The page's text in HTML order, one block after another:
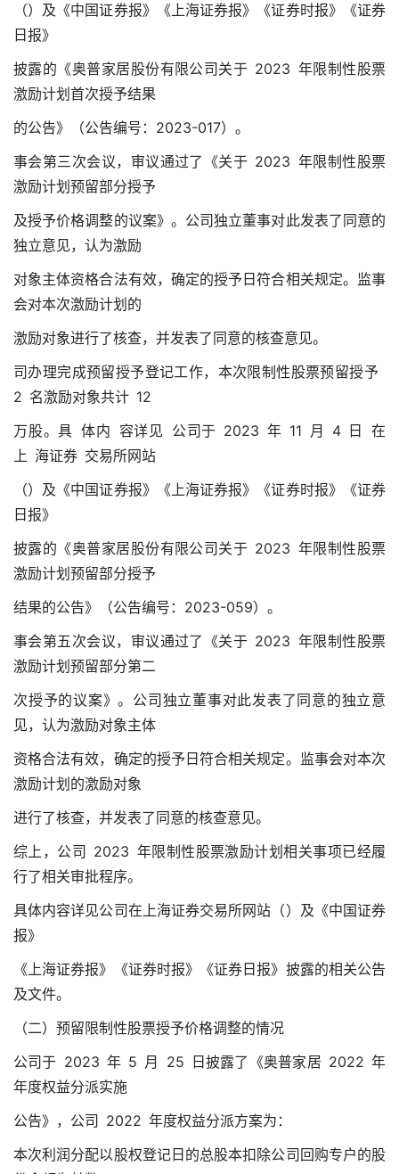
（）及《中国证券报》《上海证券报》《证券时报》《证券
日报》
披露的《奥普家居股份有限公司关于 2023 年限制性股票
激励计划首次授予结果
的公告》（公告编号：2023-017）。
事会第三次会议，审议通过了《关于 2023 年限制性股票
激励计划预留部分授予
及授予价格调整的议案》。公司独立董事对此发表了同意的
独立意见，认为激励
对象主体资格合法有效，确定的授予日符合相关规定。监事
会对本次激励计划的
激励对象进行了核查，并发表了同意的核查意见。
司办理完成预留授予登记工作，本次限制性股票预留授予
2 名激励对象共计 12
万股。具 体内 容详见 公司于 2023 年 11 月 4 日 在
上 海证券 交易所网站
（）及《中国证券报》《上海证券报》《证券时报》《证券
日报》
披露的《奥普家居股份有限公司关于 2023 年限制性股票
激励计划预留部分授予
结果的公告》（公告编号：2023-059）。
事会第五次会议，审议通过了《关于 2023 年限制性股票
激励计划预留部分第二
次授予的议案》。公司独立董事对此发表了同意的独立意
见，认为激励对象主体
资格合法有效，确定的授予日符合相关规定。监事会对本次
激励计划的激励对象
进行了核查，并发表了同意的核查意见。
综上，公司 2023 年限制性股票激励计划相关事项已经履
行了相关审批程序。
具体内容详见公司在上海证券交易所网站（）及《中国证券
报》
《上海证券报》《证券时报》《证券日报》披露的相关公告
及文件。
（二）预留限制性股票授予价格调整的情况
公司于 2023 年 5 月 25 日披露了《奥普家居 2022 年
年度权益分派实施
公告》，公司 2022 年度权益分派方案为：
本次利润分配以股权登记日的总股本扣除公司回购专户的股